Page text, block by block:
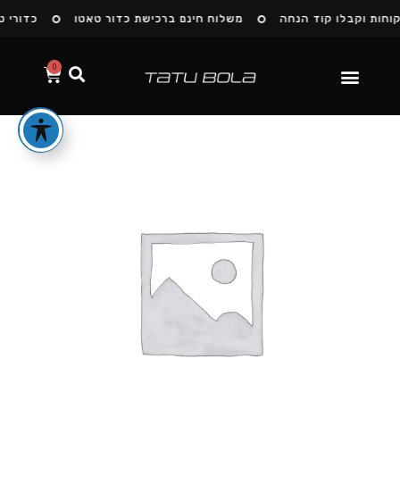
משלוח חינם ברכישת כדור טאטו כדורי וקבלו קוד הנחה
0